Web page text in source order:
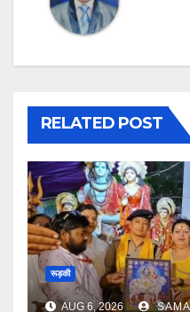
RELATED POST
रूड़की
AUG 6, 2026